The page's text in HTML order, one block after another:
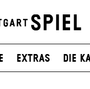
Extras Die